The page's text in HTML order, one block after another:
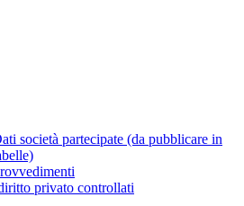
società partecipate (da pubblicare in
privato controllati